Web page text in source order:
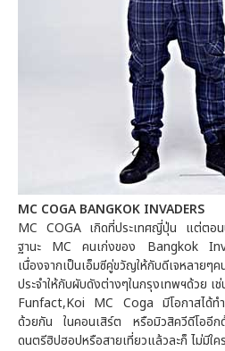
MC COGA BANGKOK INVADERS
MC COGA เกิดที่ประเทศญี่ปุ่น แต่ตอนนี้
ฐานะ MC คนเก่งของ Bangkok
เนื่องจากเป็นเอ็มซีคู่ขวัญให้กับดีเจหลาย
ประจำให้กับผับดังต่างๆในกรุงเทพฯด้วย
Funfact,Koi MC Coga มีโอกาสได้ทำ
ด้วยกัน ในคอนเสิร์ต หรือมิวสิควีดีโออี
ดนตรีฮิปฮอปหรือสายเที่ยวแล้วละก็ ไม่มีใ